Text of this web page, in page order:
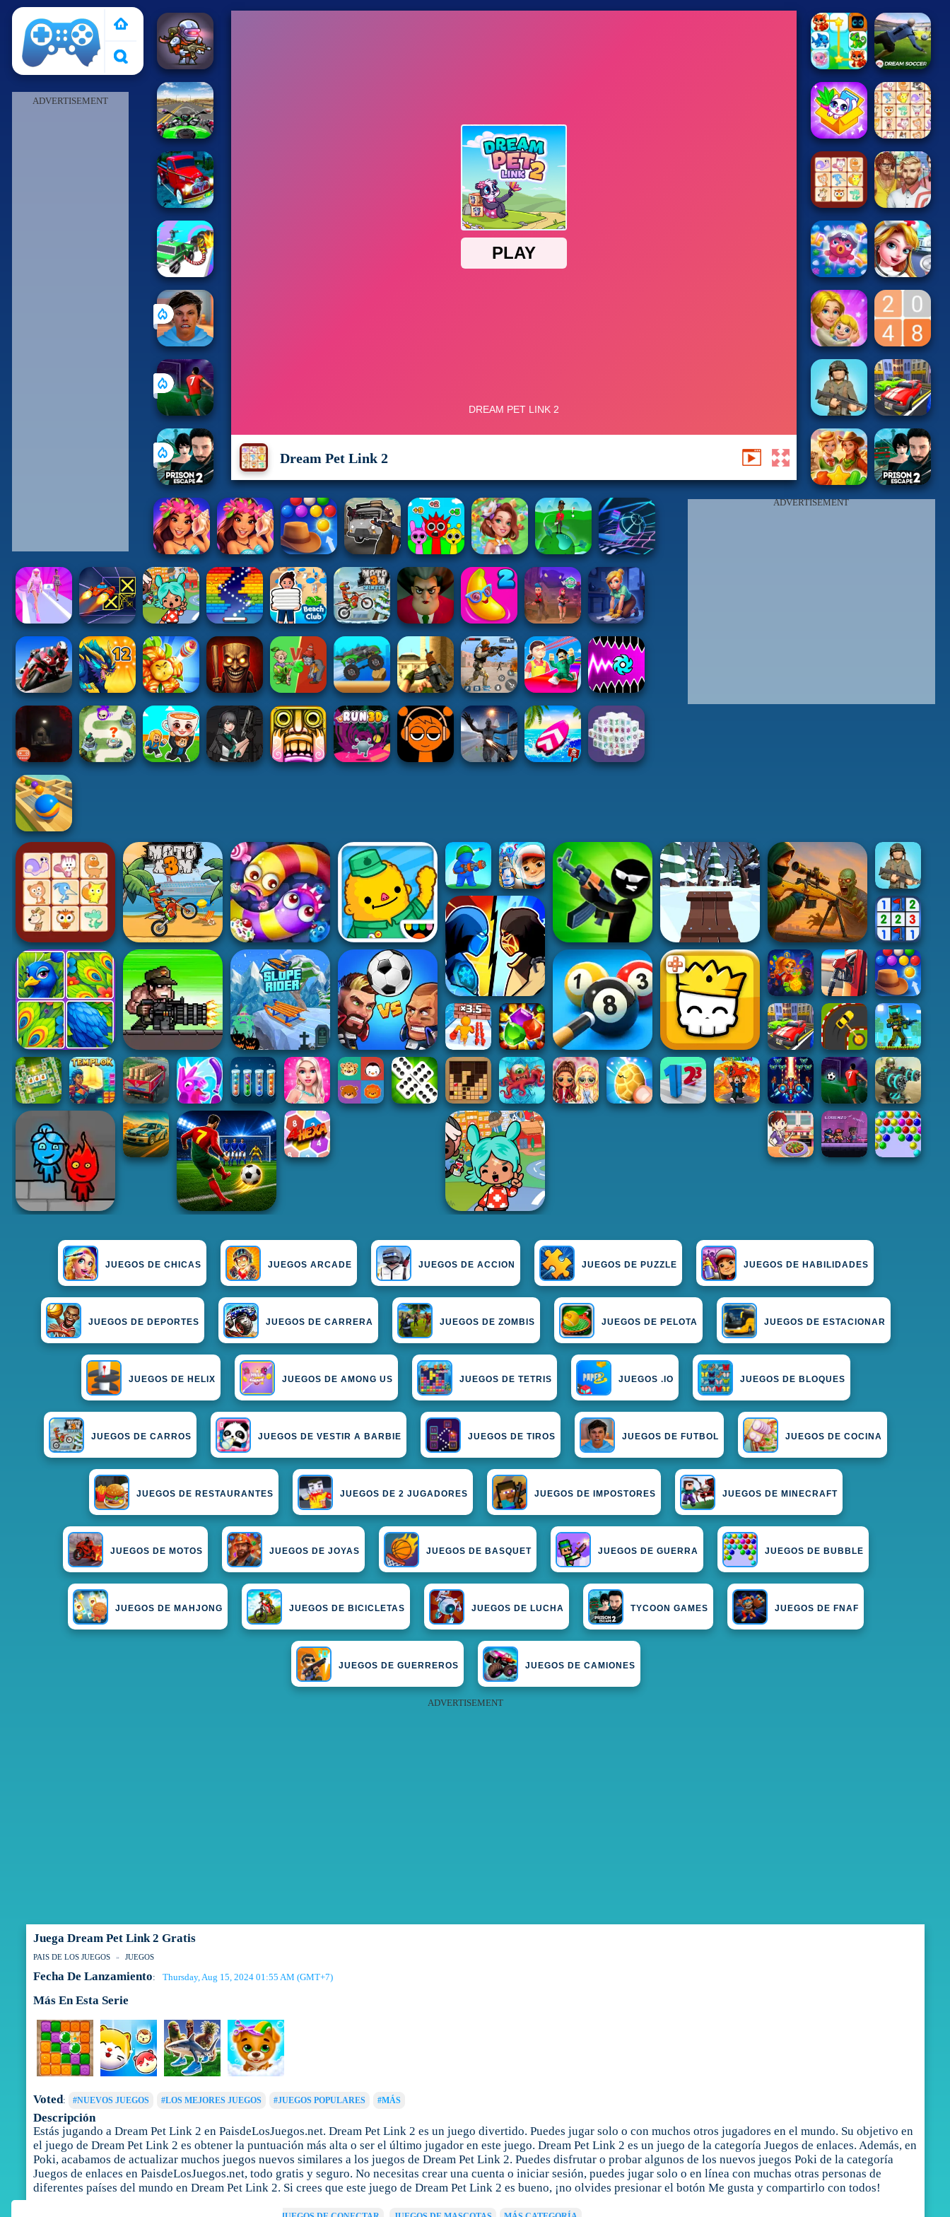
ADVERTISEMENT
Dream Pet Link 2
ADVERTISEMENT
JUEGOS DE CHICAS JUEGOS ARCADE JUEGOS DE ACCION JUEGOS DE PUZZLE JUEGOS DE HABILIDADES
JUEGOS DE DEPORTES JUEGOS DE CARRERA JUEGOS DE ZOMBIS JUEGOS DE PELOTA JUEGOS DE ESTACIONAR
JUEGOS DE HELIX JUEGOS DE AMONG US JUEGOS DE TETRIS JUEGOS .IO JUEGOS DE BLOQUES
JUEGOS DE CARROS JUEGOS DE VESTIR A BARBIE JUEGOS DE TIROS JUEGOS DE FUTBOL JUEGOS DE COCINA
JUEGOS DE RESTAURANTES JUEGOS DE 2 JUGADORES JUEGOS DE IMPOSTORES JUEGOS DE MINECRAFT
JUEGOS DE MOTOS JUEGOS DE JOYAS JUEGOS DE BASQUET JUEGOS DE GUERRA JUEGOS DE BUBBLE
JUEGOS DE MAHJONG JUEGOS DE BICICLETAS JUEGOS DE LUCHA TYCOON GAMES JUEGOS DE FNAF
JUEGOS DE GUERREROS JUEGOS DE CAMIONES
ADVERTISEMENT
Juega Dream Pet Link 2 Gratis
PAIS DE LOS JUEGOS JUEGOS
Fecha De Lanzamiento: Thursday, Aug 15, 2024 01:55 AM (GMT+7)
Más En Esta Serie
Voted: #NUEVOS JUEGOS #LOS MEJORES JUEGOS #JUEGOS POPULARES #MÁS
Descripción
Estás jugando a Dream Pet Link 2 en PaisdeLosJuegos.net. Dream Pet Link 2 es un juego divertido. Puedes jugar solo o con muchos otros jugadores en el mundo. Su objetivo en
el juego de Dream Pet Link 2 es obtener la puntuación más alta o ser el último jugador en este juego. Dream Pet Link 2 es un juego de la categoría Juegos de enlaces. Además, en
Poki, acabamos de actualizar muchos juegos nuevos similares a los juegos de Dream Pet Link 2. Puedes disfrutar o probar algunos de los nuevos juegos Poki de la categoría
Juegos de enlaces en PaisdeLosJuegos.net, todo gratis y seguro. No necesitas crear una cuenta o iniciar sesión, puedes jugar solo o en línea con muchas otras personas de
diferentes países del mundo en Dream Pet Link 2. Si crees que este juego de Dream Pet Link 2 es bueno, ¡no olvides presionar el botón Me gusta y compartirlo con todos!